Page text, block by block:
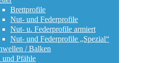
Brettprofile
Nut- und Federprofile
Nut- u. Federprofile armiert
Nut- und Federprofile „Spezial“
/ Balken
und Pfähle